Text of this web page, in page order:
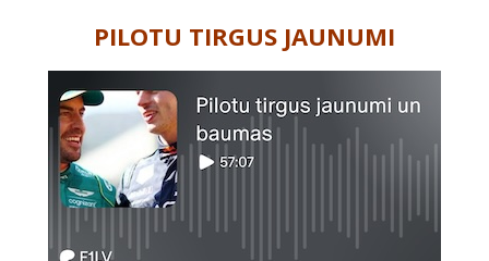
PILOTU TIRGUS JAUNUMI